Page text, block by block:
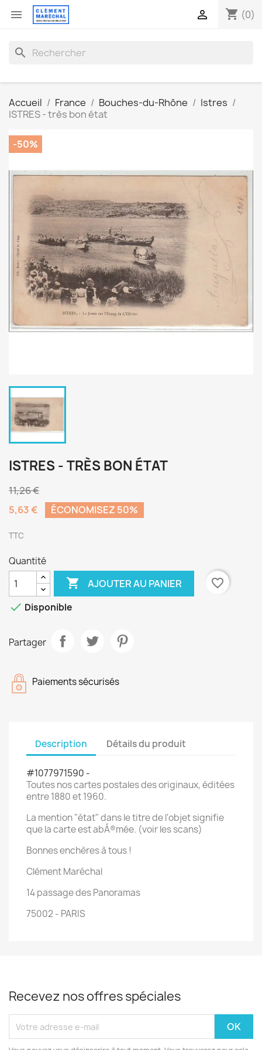
 shopping_cart (0)

search
Accueil France Bouches-du-Rhône
Istres
ISTRES - très bon état
-50%
ISTRES - TRÈS BON ÉTAT
11,26 €
5,63 €
ÉCONOMISEZ 50%
TTC
Quantité
 AJOUTER AU PANIER
favorite_border
 Disponible
Partager
Paiements sécurisés
Description Détails du produit
#1077971590 -
Toutes nos cartes postales des originaux, éditées
entre 1880 et 1960.
La mention "état" dans le titre de l'objet signifie
que la carte est abÃ®mée. (voir les scans)
Bonnes enchères à tous !
Clément Maréchal
14 passage des Panoramas
75002 - PARIS
Recevez nos offres spéciales